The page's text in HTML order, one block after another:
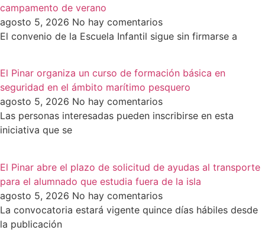
campamento de verano
agosto 5, 2026 No hay comentarios
El convenio de la Escuela Infantil sigue sin firmarse a
El Pinar organiza un curso de formación básica en
seguridad en el ámbito marítimo pesquero
agosto 5, 2026 No hay comentarios
Las personas interesadas pueden inscribirse en esta
iniciativa que se
El Pinar abre el plazo de solicitud de ayudas al transporte
para el alumnado que estudia fuera de la isla
agosto 5, 2026 No hay comentarios
La convocatoria estará vigente quince días hábiles desde
la publicación